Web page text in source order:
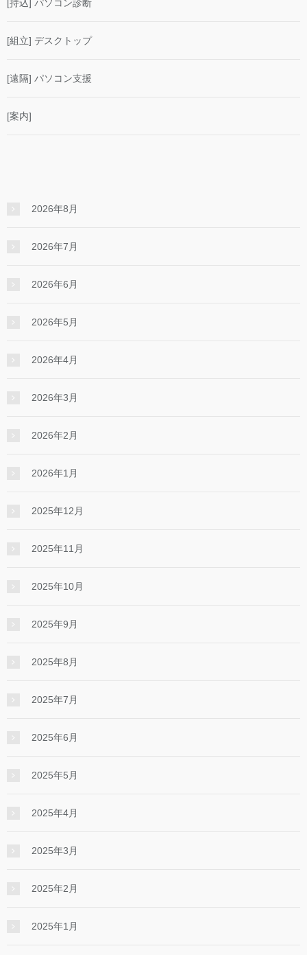
[持込] パソコン診断
[組立] デスクトップ
[遠隔] パソコン支援
[案内]
2026年8月
2026年7月
2026年6月
2026年5月
2026年4月
2026年3月
2026年2月
2026年1月
2025年12月
2025年11月
2025年10月
2025年9月
2025年8月
2025年7月
2025年6月
2025年5月
2025年4月
2025年3月
2025年2月
2025年1月